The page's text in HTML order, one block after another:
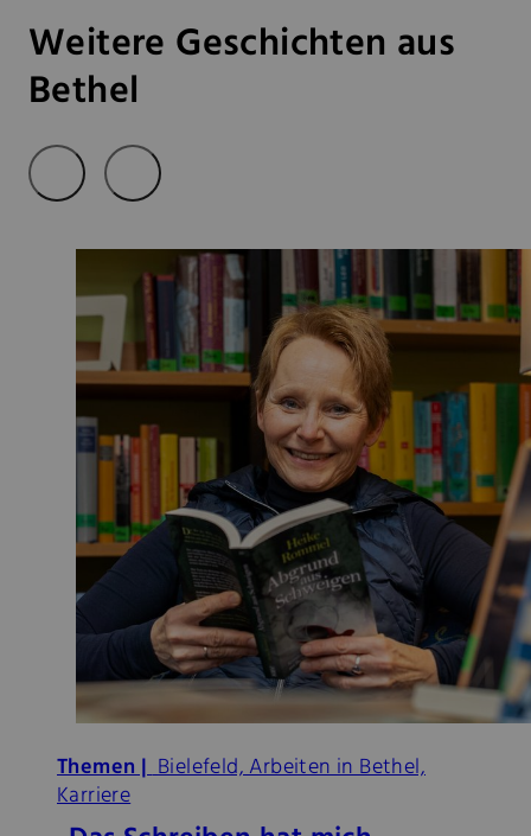
Weitere Geschichten aus
Bethel
Themen |Bielefeld, Arbeiten in Bethel,
Karriere